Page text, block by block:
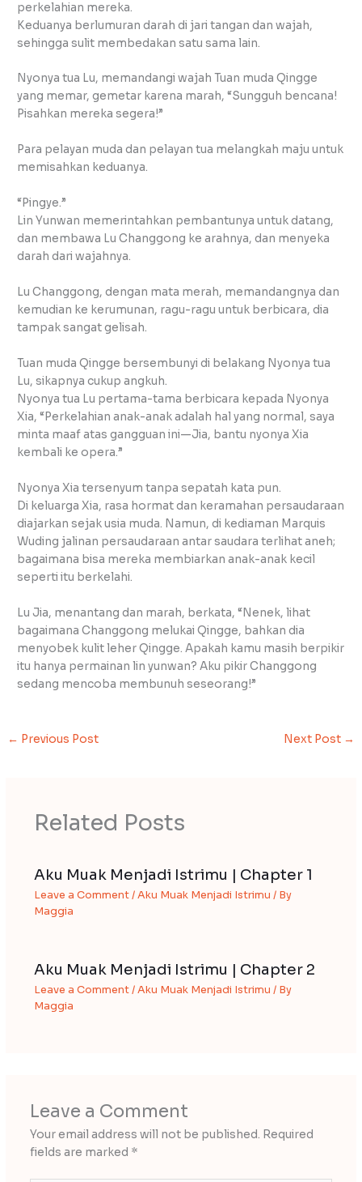
perkelahian mereka.
Keduanya berlumuran darah di jari tangan dan wajah,
sehingga sulit membedakan satu sama lain.
Nyonya tua Lu, memandangi wajah Tuan muda Qingge
yang memar, gemetar karena marah, “Sungguh bencana!
Pisahkan mereka segera!”
Para pelayan muda dan pelayan tua melangkah maju untuk
memisahkan keduanya.
“Pingye.”
Lin Yunwan memerintahkan pembantunya untuk datang,
dan membawa Lu Changgong ke arahnya, dan menyeka
darah dari wajahnya.
Lu Changgong, dengan mata merah, memandangnya dan
kemudian ke kerumunan, ragu-ragu untuk berbicara, dia
tampak sangat gelisah.
Tuan muda Qingge bersembunyi di belakang Nyonya tua
Lu, sikapnya cukup angkuh.
Nyonya tua Lu pertama-tama berbicara kepada Nyonya
Xia, “Perkelahian anak-anak adalah hal yang normal, saya
minta maaf atas gangguan ini—Jia, bantu nyonya Xia
kembali ke opera.”
Nyonya Xia tersenyum tanpa sepatah kata pun.
Di keluarga Xia, rasa hormat dan keramahan persaudaraan
diajarkan sejak usia muda. Namun, di kediaman Marquis
Wuding jalinan persaudaraan antar saudara terlihat aneh;
bagaimana bisa mereka membiarkan anak-anak kecil
seperti itu berkelahi.
Lu Jia, menantang dan marah, berkata, “Nenek, lihat
bagaimana Changgong melukai Qingge, bahkan dia
menyobek kulit leher Qingge. Apakah kamu masih berpikir
itu hanya permainan lin yunwan? Aku pikir Changgong
sedang mencoba membunuh seseorang!”
← Previous Post Next Post →
Related Posts
Aku Muak Menjadi Istrimu | Chapter 1
Leave a Comment /Aku Muak Menjadi Istrimu / By
Maggia
Aku Muak Menjadi Istrimu | Chapter 2
Leave a Comment /Aku Muak Menjadi Istrimu / By
Maggia
Leave a Comment
Your email address will not be published. Required
fields are marked *